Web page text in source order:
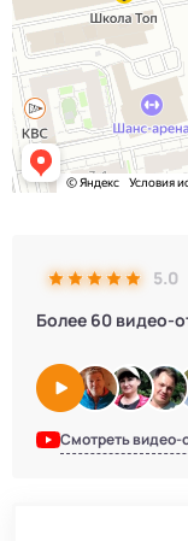
5.0
Более 60 видео-
Смотреть видео-